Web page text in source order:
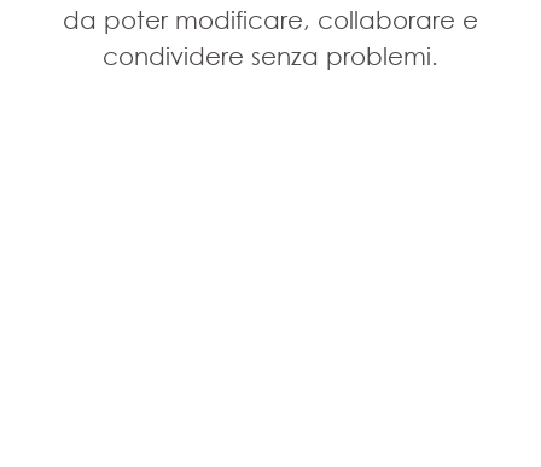
da poter modificare, collaborare e
condividere senza problemi.